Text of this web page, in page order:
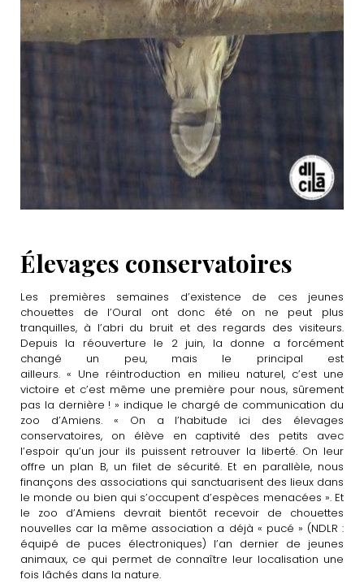
Élevages conservatoires
Les premières semaines d’existence de ces jeunes
chouettes de l’Oural ont donc été on ne peut plus
tranquilles, à l’abri du bruit et des regards des visiteurs.
Depuis la réouverture le 2 juin, la donne a forcément
changé un peu, mais le principal est
ailleurs. « Une réintroduction en milieu naturel, c’est une
victoire et c’est même une première pour nous, sûrement
pas la dernière ! » indique le chargé de communication du
zoo d’Amiens. « On a l’habitude ici des élevages
conservatoires, on élève en captivité des petits avec
l’espoir qu’un jour ils puissent retrouver la liberté. On leur
offre un plan B, un filet de sécurité. Et en parallèle, nous
finançons des associations qui sanctuarisent des lieux dans
le monde ou bien qui s’occupent d’espèces menacées ». Et
le zoo d’Amiens devrait bientôt recevoir de chouettes
nouvelles car la même association a déjà « pucé » (NDLR :
équipé de puces électroniques) l’an dernier de jeunes
animaux, ce qui permet de connaître leur localisation une
fois lâchés dans la nature.